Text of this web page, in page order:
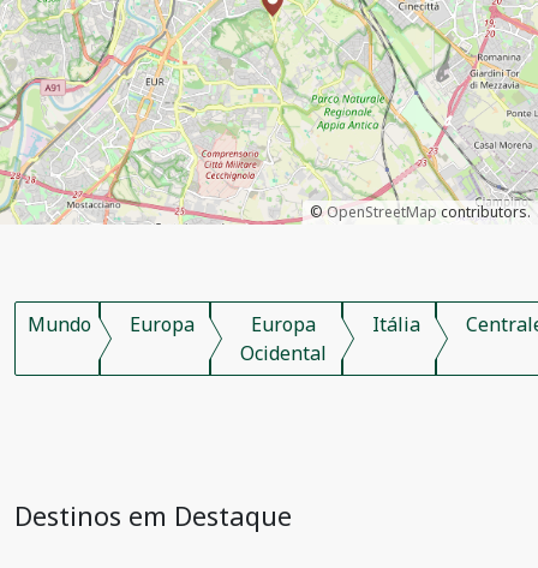
©OpenStreetMap contributors.
Mundo Europa
Europa
Ocidental
Itália
Destinos em Destaque